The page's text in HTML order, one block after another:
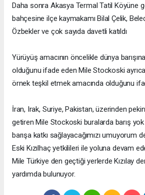
Daha sonra Akasya Termal Tatil Köyüne
bahçesine ilçe kaymakamı Bilal Çelik,
Özbekler ve çok sayıda davetli katıldı
Yürüyüş amacının öncelikle dünya
olduğunu ifade eden Mile Stockoski
örnek teşkil etmek amacında olduğunu
İran, Irak, Suriye, Pakistan, üzerinden
getiren Mile Stockoski buralarda barış
barışa katkı sağlayacağımızı umuyorum
Eski Kızılhaç yetkilileri ile yoluna devam
Mile Türkiye den geçtiği yerlerde Kızılay
yardımda bulunuyor.